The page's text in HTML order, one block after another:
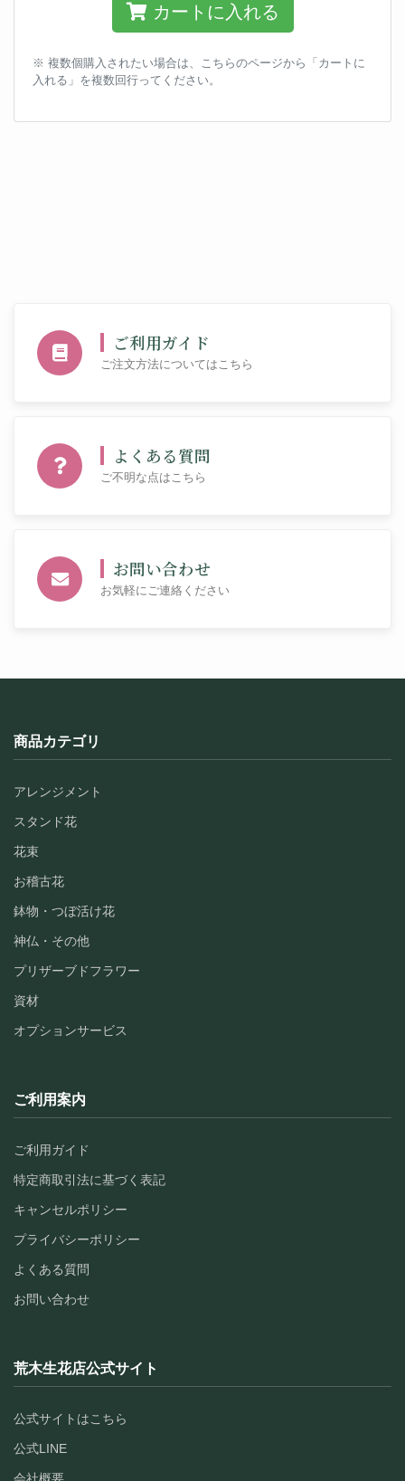
カートに入れる
※ 複数個購入されたい場合は、こちらのページから「カートに
入れる」を複数回行ってください。
ご利用ガイド
ご注文方法についてはこちら
よくある質問
ご不明な点はこちら
お問い合わせ
お気軽にご連絡ください
商品カテゴリ
アレンジメント
スタンド花
花束
お稽古花
鉢物・つぼ活け花
神仏・その他
プリザーブドフラワー
資材
オプションサービス
ご利用案内
ご利用ガイド
特定商取引法に基づく表記
キャンセルポリシー
プライバシーポリシー
よくある質問
お問い合わせ
荒木生花店公式サイト
公式サイトはこちら
公式LINE
会社概要